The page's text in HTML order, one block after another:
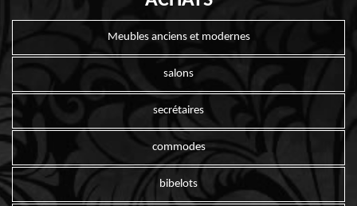
Meubles anciens et modernes
salons
secrétaires
commodes
bibelots